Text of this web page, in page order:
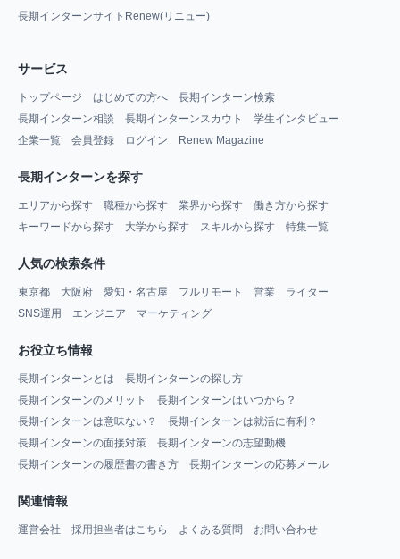
長期インターンサイトRenew(リニュー)
サービス
トップページ はじめての方へ
長期インターン検索
長期インターン相談
長期インターンスカウト
学生インタビュー
企業一覧
会員登録 ログイン Renew Magazine
長期インターンを探す
エリアから探す 職種から探す 業界から探す
働き方から探す
キーワードから探す
大学から探す スキルから探す 特集一覧
人気の検索条件
東京都 大阪府 愛知・名古屋 フルリモート 営業
ライター
SNS運用
エンジニア マーケティング
お役立ち情報
長期インターンとは
長期インターンの探し方
長期インターンのメリット
長期インターンはいつから？
長期インターンは意味ない？
長期インターンは就活に有利？
長期インターンの面接対策
長期インターンの志望動機
長期インターンの履歴書の書き方
長期インターンの応募メール
関連情報
運営会社 採用担当者はこちら よくある質問 お問い合わせ